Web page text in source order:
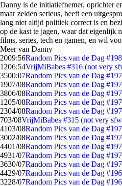
Danny is de initiatiefnemer, oprichter
maar zelden serieus, heeft een
lang niet altijd politiek correct is en
op de kast te jagen, waar dat eigenlijk
films, series, tech en gamen, en wil
Meer van Danny
2009:56Random Pics van de Dag
1206:54VrijMiBabes #316 (not very
3500:07Random Pics van de Dag
1907/08Random Pics van de Dag
3806/08Random Pics van de Dag
1205/08Random Pics van de Dag
2304/08Random Pics van de Dag
703/08VrijMiBabes #315 (not very
4103/08Random Pics van de Dag
3002/08Random Pics van de Dag
4401/08Random Pics van de Dag
4931/07Random Pics van de Dag
3630/07Random Pics van de Dag
4429/07Random Pics van de Dag
3228/07Random Pics van de Dag